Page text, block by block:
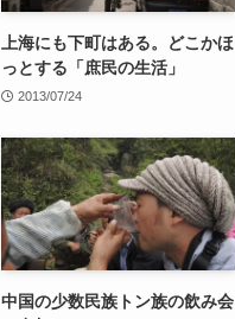
上海にも下町はある。どこかほ
っとする「庶民の生活」
2013/07/24
中国の少数民族トン族の飲み会